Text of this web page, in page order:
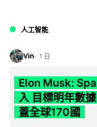
人工智能
Vin 1 日
Elon Musk:
入 目標明年數
蓋全球170國